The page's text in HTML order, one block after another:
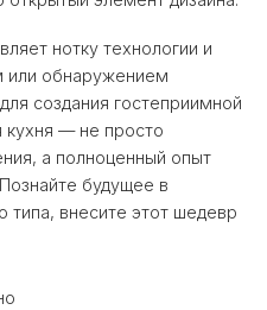
нотку технологии и
или обнаружением
создания гостеприимной
— не просто
а полноценный опыт
будущее в
типа, внесите этот шедевр